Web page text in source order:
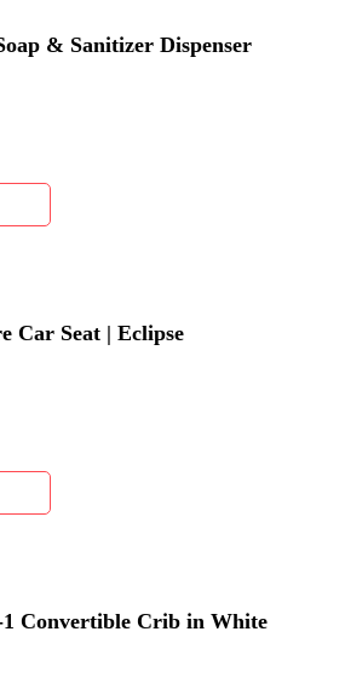
& Sanitizer Dispenser
Car Seat | Eclipse
Convertible Crib in White